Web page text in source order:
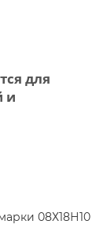
для
и
08Х18Н10